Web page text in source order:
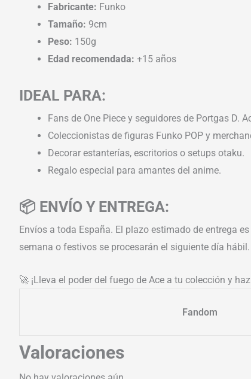
Fabricante: Funko
Tamaño: 9cm
Peso: 150g
Edad recomendada: +15 años
IDEAL PARA:
Fans de One Piece y seguidores de Portgas D.
Coleccionistas de figuras Funko POP y
Decorar estanterías, escritorios o setups otaku.
Regalo especial para amantes del anime.
📦 ENVÍO Y ENTREGA:
Envíos a toda España. El plazo estimado de entrega es
semana o festivos se procesarán el siguiente día hábil.
🚀 ¡Lleva el poder del fuego de Ace a tu colección y
Fandom
Valoraciones